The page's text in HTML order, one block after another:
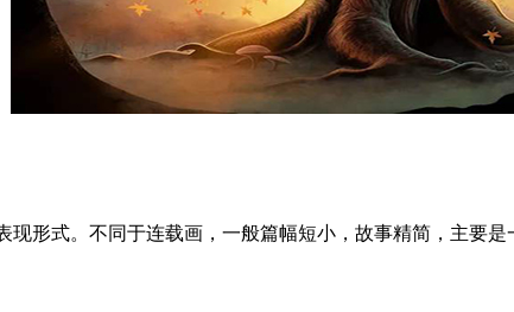
形式。不同于连载画，一般篇幅短小，故事精简，主要